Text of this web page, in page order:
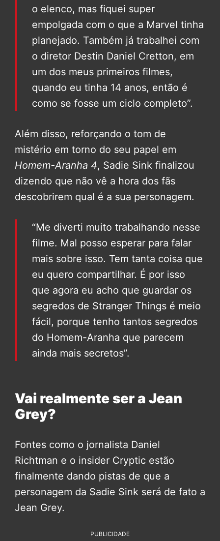
o elenco, mas fiquei super
empolgada com o que a Marvel tinha
planejado. Também já trabalhei com
o diretor Destin Daniel Cretton, em
um dos meus primeiros filmes,
quando eu tinha 14 anos, então é
como se fosse um ciclo completo”.
Além disso, reforçando o tom de
mistério em torno do seu papel em
Homem-Aranha 4, Sadie Sink finalizou
dizendo que não vê a hora dos fãs
descobrirem qual é a sua personagem.
“Me diverti muito trabalhando nesse
filme. Mal posso esperar para falar
mais sobre isso. Tem tanta coisa que
eu quero compartilhar. É por isso
que agora eu acho que guardar os
segredos de Stranger Things é meio
fácil, porque tenho tantos segredos
do Homem-Aranha que parecem
ainda mais secretos”.
Vai realmente ser a Jean
Grey?
Fontes como o jornalista Daniel
Richtman e o insider Cryptic estão
finalmente dando pistas de que a
personagem da Sadie Sink será de fato a
Jean Grey.
PUBLICIDADE